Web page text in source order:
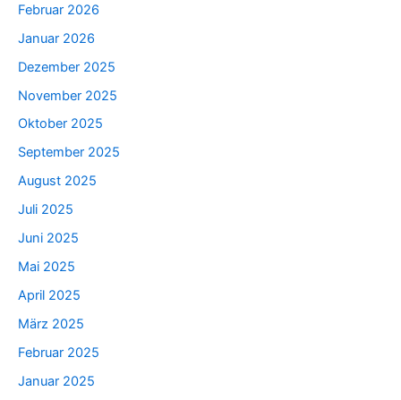
Februar 2026
Januar 2026
Dezember 2025
November 2025
Oktober 2025
September 2025
August 2025
Juli 2025
Juni 2025
Mai 2025
April 2025
März 2025
Februar 2025
Januar 2025